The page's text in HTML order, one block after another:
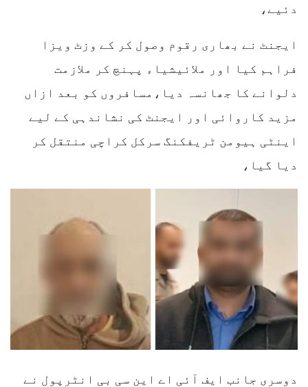
دئیے،
ایجنٹ نے بھاری رقوم وصول کر کے وزٹ ویزا
فراہم کیا اور ملائیشیاء پہنچ کر ملازمت
دلوانے کا جھانسہ دیا،مسافروں کو بعد ازاں
مزید کاروائی اور ایجنٹ کی نشاندہی کے لیے
اینٹی ہیومن ٹریفکنگ سرکل کراچی منتقل کر
دیا گیا،
دوسری جانب ایف آئی اے این سی بی انٹرپول نے